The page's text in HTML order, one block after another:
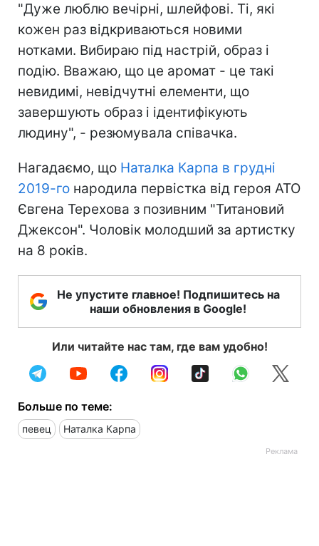
"Дуже люблю вечірні, шлейфові. Ті, які
кожен раз відкриваються новими
нотками. Вибираю під настрій, образ і
подію. Вважаю, що це аромат - це такі
невидимі, невідчутні елементи, що
завершують образ і ідентифікують
людину", - резюмувала співачка.
Нагадаємо, що Наталка Карпа в грудні
2019-го народила первістка від героя АТО
Євгена Терехова з позивним "Титановий
Джексон". Чоловік молодший за артистку
на 8 років.
Не упустите главное! Подпишитесь на
наши обновления в Google!
Или читайте нас там, где вам удобно!
Больше по теме:
певец Наталка Карпа